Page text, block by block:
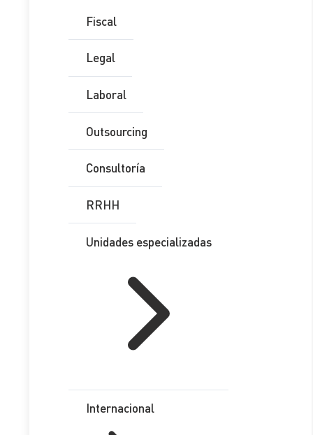
Fiscal
Legal
Laboral
Outsourcing
Consultoría
RRHH
Unidades especializadas
Internacional
Información en cuentas
anuales 2022 por bonificación